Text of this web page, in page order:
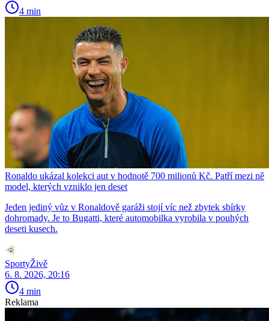
4 min
Ronaldo ukázal kolekci aut v hodnotě 700 milionů Kč. Patří mezi ně
model, kterých vzniklo jen deset
Jeden jediný vůz v Ronaldově garáži stojí víc než zbytek sbírky
dohromady. Je to Bugatti, které automobilka vyrobila v pouhých
deseti kusech.
SportyŽivě
6. 8. 2026, 20:16
4 min
Reklama